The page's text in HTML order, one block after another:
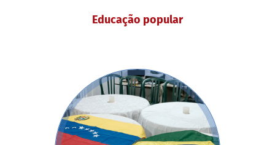
Educação popular